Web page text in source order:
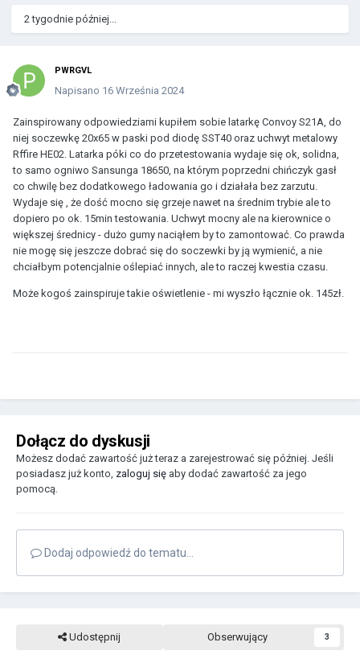
2 tygodnie później...
PWRGVL
Napisano 16 Września 2024
Zainspirowany odpowiedziami kupiłem sobie latarkę Convoy S21A, do
niej soczewkę 20x65 w paski pod diodę SST40 oraz uchwyt metalowy
Rffire HE02. Latarka póki co do przetestowania wydaje się ok, solidna,
to samo ogniwo Sansunga 18650, na którym poprzedni chińczyk gasł
co chwilę bez dodatkowego ładowania go i działała bez zarzutu.
Wydaje się , że dość mocno się grzeje nawet na średnim trybie ale to
dopiero po ok. 15min testowania. Uchwyt mocny ale na kierownice o
większej średnicy - dużo gumy naciąłem by to zamontować. Co prawda
nie mogę się jeszcze dobrać się do soczewki by ją wymienić, a nie
chciałbym potencjalnie oślepiać innych, ale to raczej kwestia czasu.
Może kogoś zainspiruje takie oświetlenie - mi wyszło łącznie ok. 145zł.
Dołącz do dyskusji
Możesz dodać zawartość już teraz a zarejestrować się później. Jeśli
posiadasz już konto, zaloguj się aby dodać zawartość za jego
pomocą.
Dodaj odpowiedź do tematu...
Udostępnij Obserwujący 3